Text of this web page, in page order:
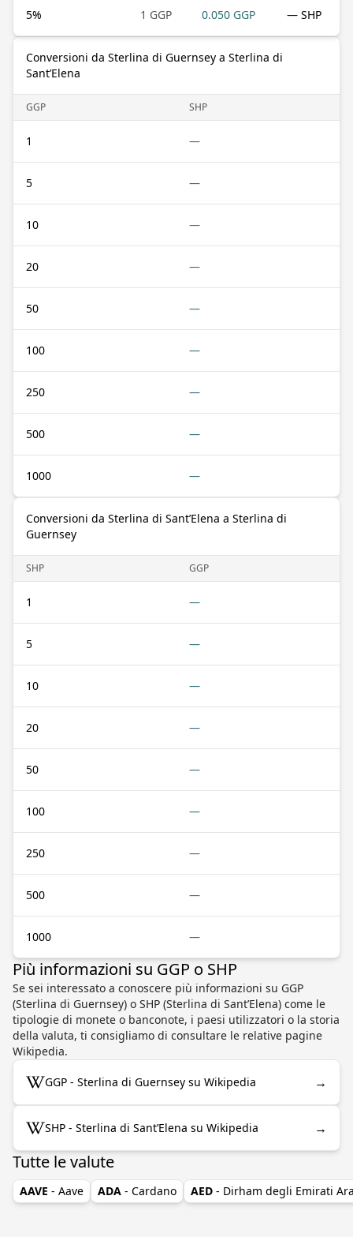
5% 1 GGP 0.050 GGP — SHP
Conversioni da Sterlina di Guernsey a Sterlina di
Sant’Elena
GGP SHP
1 —
5 —
10 —
20 —
50 —
100 —
250 —
500 —
1000 —
Conversioni da Sterlina di Sant’Elena a Sterlina di
Guernsey
SHP GGP
1 —
5 —
10 —
20 —
50 —
100 —
250 —
500 —
1000 —
Più informazioni su GGP o SHP
Se sei interessato a conoscere più informazioni su GGP
(Sterlina di Guernsey) o SHP (Sterlina di Sant’Elena) come le
tipologie di monete o banconote, i paesi utilizzatori o la storia
della valuta, ti consigliamo di consultare le relative pagine
Wikipedia.
GGP - Sterlina di Guernsey su Wikipedia →
SHP - Sterlina di Sant’Elena su Wikipedia →
Tutte le valute
AAVE - Aave ADA - Cardano AED - Dirham degli Emirati